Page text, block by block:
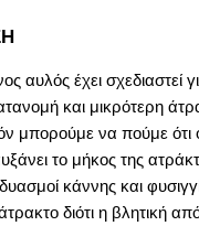
αυλός έχει σχεδιαστεί
και μικρότερη
μπορούμε να πούμε ότι
το μήκος της
κάννης και
διότι η βλητική